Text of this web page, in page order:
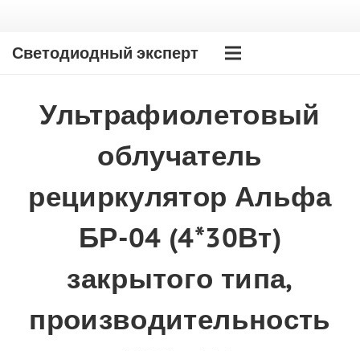
Светодиодный эксперт
Ультрафиолетовый
облучатель
рециркулятор Альфа
БР-04 (4*30Вт)
закрытого типа,
производительность